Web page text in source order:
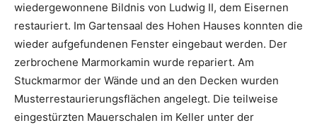
wiedergewonnene Bildnis von Ludwig II, dem Eisernen
restauriert. Im Gartensaal des Hohen Hauses konnten die
wieder aufgefundenen Fenster eingebaut werden. Der
zerbrochene Marmorkamin wurde repariert. Am
Stuckmarmor der Wände und an den Decken wurden
Musterrestaurierungsflächen angelegt. Die teilweise
eingestürzten Mauerschalen im Keller unter der